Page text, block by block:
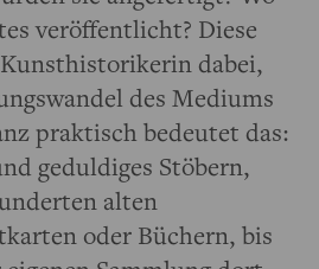
veröffentlicht? Diese
dabei,
des Mediums
praktisch bedeutet das:
geduldiges Stöbern,
alten
oder Büchern, bis